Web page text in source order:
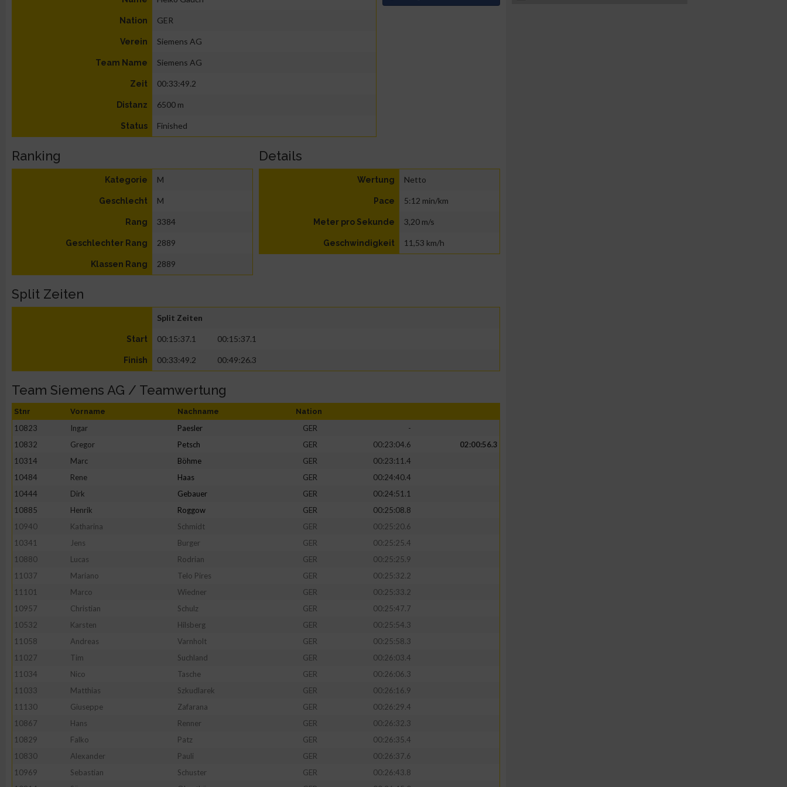
Nation GER
Verein Siemens AG
Team Name Siemens AG
Zeit 00:33:49.2
Distanz 6500 m
Status Finished
Ranking
Kategorie M
Geschlecht M
Rang 3384
Geschlechter Rang 2889
Klassen Rang 2889
Details
Wertung Netto
Pace 5:12 min/km
Meter pro Sekunde 3,20 m/s
Geschwindigkeit 11,53 km/h
Split Zeiten
Split Zeiten
Start 00:15:37.1 00:15:37.1
Finish 00:33:49.2 00:49:26.3
Team Siemens AG / Teamwertung
Stnr Vorname Nachname Nation
10823 Ingar Paesler GER
-
10832
Gregor Petsch GER 00:23:04.6
02:00:56.3
10314
Marc Böhme GER
00:23:11.4
10484
Rene Haas GER
00:24:40.4
10444
Dirk Gebauer GER
00:24:51.1
10885
Henrik Roggow GER
00:25:08.8
10940
Katharina Schmidt GER
00:25:20.6
10341
Jens Burger GER
00:25:25.4
10880
Lucas Rodrian GER
00:25:25.9
11037
Mariano Telo Pires GER
00:25:32.2
11101
Marco Wiedner GER
00:25:33.2
10957
Christian Schulz GER
00:25:47.7
10532
Karsten Hilsberg GER
00:25:54.3
11058
Andreas Varnholt GER
00:25:58.3
11027
Tim Suchland GER
00:26:03.4
11034
Nico Tasche GER
00:26:06.3
11033
Matthias Szkudlarek GER
00:26:16.9
11130
Giuseppe Zafarana GER
00:26:29.4
10867
Hans Renner GER
00:26:32.3
10829
Falko Patz GER
00:26:35.4
10830
Alexander Pauli GER
00:26:37.6
10969
Sebastian Schuster GER
00:26:43.8